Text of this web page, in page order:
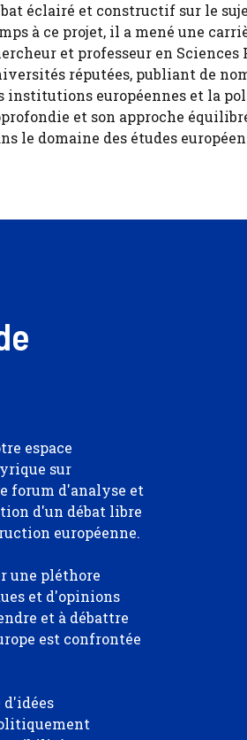
éclairé et constructif sur le
à ce projet, il a mené une
et professeur en
réputées, publiant de
institutions européennes et la
et son approche
le domaine des études
espace
sur
forum d'analyse et
d'un débat libre
européenne.
une pléthore
et d'opinions
et à débattre
est confrontée
d'idées